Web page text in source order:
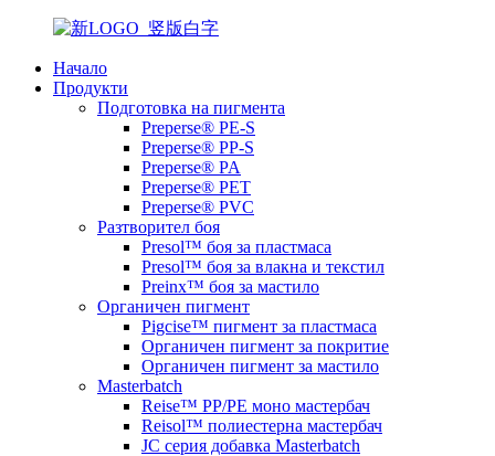
Начало
Продукти
Подготовка на пигмента
Preperse® PE-S
Preperse® PP-S
Preperse® PA
Preperse® PET
Preperse® PVC
Разтворител боя
Presol™ боя за пластмаса
Presol™ боя за влакна и текстил
Preinx™ боя за мастило
Органичен пигмент
Pigcise™ пигмент за пластмаса
Органичен пигмент за покритие
Органичен пигмент за мастило
Masterbatch
Reise™ PP/PE моно мастербач
Reisol™ полиестерна мастербач
JC серия добавка Masterbatch